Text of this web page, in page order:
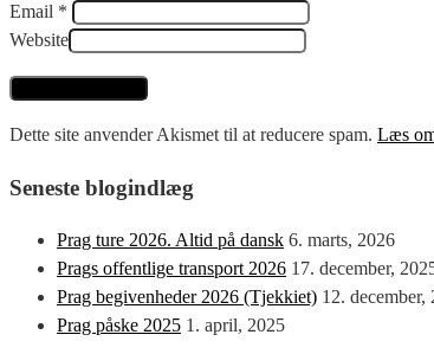
Email *
Website
Dette site anvender Akismet til at reducere spam. Læs
Seneste blogindlæg
Prag ture 2026. Altid på dansk 6. marts, 2026
Prags offentlige transport 2026 17. december,
Prag begivenheder 2026 (Tjekkiet) 12. december,
Prag påske 2025 1. april, 2025